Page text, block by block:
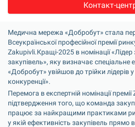
Контакт-
Медична мережа «Добробут» стала
Всеукраїнської професійної премії
Zakupivli.Кращі-2025 в номінації
закупівель», яку визначає спеціальне
«Добробут» увійшов до трійки лідерів
конкуренції».
Перемога в експертній номінації
підтвердження того, що команда
працює за найкращими практиками
у якій ефективність закупівель прямо